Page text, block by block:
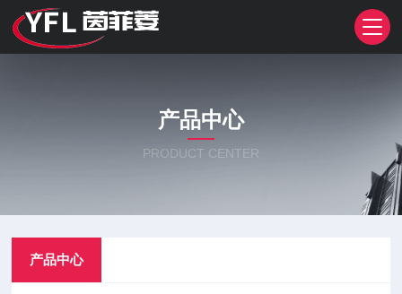
产品中心
PRODUCT CENTER
产品中心